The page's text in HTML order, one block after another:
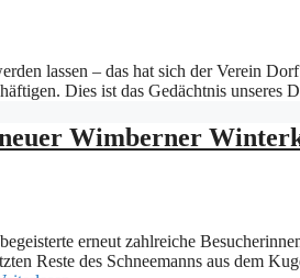
lassen – das hat sich der Verein
Dies ist das Gedächtnis
Wimberner
erneut zahlreiche
Reste des Schneemanns aus dem